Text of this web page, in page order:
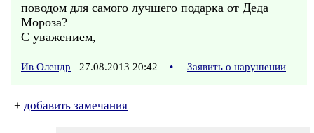
поводом для самого лучшего подарка от Деда
Мороза?
С уважением,
Ив Олендр 27.08.2013 20:42 • Заявить о нарушении
+ добавить замечания